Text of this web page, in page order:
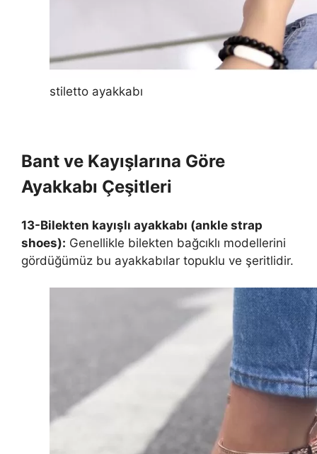
stiletto ayakkabı
Bant ve Kayışlarına Göre
Ayakkabı Çeşitleri
13-Bilekten kayışlı ayakkabı (ankle strap
shoes): Genellikle bilekten bağcıklı modellerini
gördüğümüz bu ayakkabılar topuklu ve şeritlidir.